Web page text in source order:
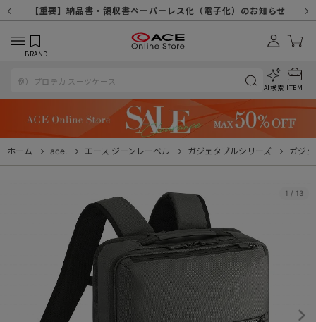
【重要】8/11（火・祝）休業及び配送スケジュールについて
【重要】令和８年熊本地震に伴う配送への影響について
【重要】納品書・領収書ペーパーレス化（電子化）のお知らせ
【重要】天候不良や交通状況・物量増等に伴う配送への影響について
【重要】悪質な詐欺サイトにご注意ください
【重要】各種メールが届かない場合に関しまして
【重要】お問い合わせのご対応に関しまして
【重要】SNSのなりすまし詐欺にご注意ください
BRAND
AI検索 ITEM
ホーム ace. エース ジーンレーベル ガジェタブルシリーズ ガジ
1 / 13